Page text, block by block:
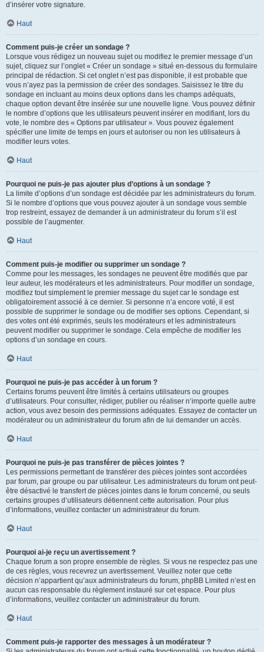
d’insérer votre signature.
Haut
Comment puis-je créer un sondage ?
Lorsque vous rédigez un nouveau sujet ou modifiez le premier message d’un
sujet, cliquez sur l’onglet « Créer un sondage » situé en-dessous du formulaire
principal de rédaction. Si cet onglet n’est pas disponible, il est probable que
vous n’ayez pas la permission de créer des sondages. Saisissez le titre du
sondage en incluant au moins deux options dans les champs adéquats,
chaque option devant être insérée sur une nouvelle ligne. Vous pouvez définir
le nombre d’options que les utilisateurs peuvent insérer en modifiant, lors du
vote, le nombre des « Options par utilisateur ». Vous pouvez également
spécifier une limite de temps en jours et autoriser ou non les utilisateurs à
modifier leurs votes.
Haut
Pourquoi ne puis-je pas ajouter plus d’options à un sondage ?
La limite d’options d’un sondage est décidée par les administrateurs du forum.
Si le nombre d’options que vous pouvez ajouter à un sondage vous semble
trop restreint, essayez de demander à un administrateur du forum s’il est
possible de l’augmenter.
Haut
Comment puis-je modifier ou supprimer un sondage ?
Comme pour les messages, les sondages ne peuvent être modifiés que par
leur auteur, les modérateurs et les administrateurs. Pour modifier un sondage,
modifiez tout simplement le premier message du sujet car le sondage est
obligatoirement associé à ce dernier. Si personne n’a encore voté, il est
possible de supprimer le sondage ou de modifier ses options. Cependant, si
des votes ont été exprimés, seuls les modérateurs et les administrateurs
peuvent modifier ou supprimer le sondage. Cela empêche de modifier les
options d’un sondage en cours.
Haut
Pourquoi ne puis-je pas accéder à un forum ?
Certains forums peuvent être limités à certains utilisateurs ou groupes
d’utilisateurs. Pour consulter, rédiger, publier ou réaliser n’importe quelle autre
action, vous avez besoin des permissions adéquates. Essayez de contacter un
modérateur ou un administrateur du forum afin de lui demander un accès.
Haut
Pourquoi ne puis-je pas transférer de pièces jointes ?
Les permissions permettant de transférer des pièces jointes sont accordées
par forum, par groupe ou par utilisateur. Les administrateurs du forum ont peut-
être désactivé le transfert de pièces jointes dans le forum concerné, ou seuls
certains groupes d’utilisateurs détiennent cette autorisation. Pour plus
d’informations, veuillez contacter un administrateur du forum.
Haut
Pourquoi ai-je reçu un avertissement ?
Chaque forum a son propre ensemble de règles. Si vous ne respectez pas une
de ces règles, vous recevrez un avertissement. Veuillez noter que cette
décision n’appartient qu’aux administrateurs du forum, phpBB Limited n’est en
aucun cas responsable du règlement instauré sur cet espace. Pour plus
d’informations, veuillez contacter un administrateur du forum.
Haut
Comment puis-je rapporter des messages à un modérateur ?